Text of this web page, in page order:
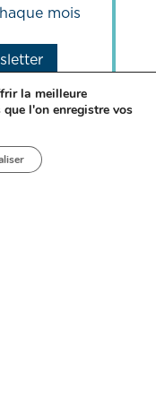
mois
la meilleure
l'on enregistre vos